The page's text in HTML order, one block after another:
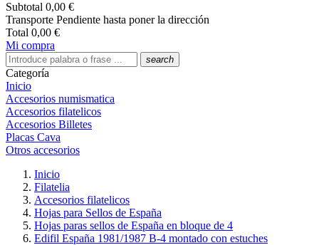
Subtotal 0,00 €
Transporte Pendiente hasta poner la dirección
Total 0,00 €
Mi compra
search
Categoría
Inicio
Accesorios numismatica
Accesorios filatelicos
Accesorios Billetes
Placas Cava
Otros accesorios
Inicio
Filatelia
Accesorios filatelicos
Hojas para Sellos de España
Hojas paras sellos de España en bloque de 4
Edifil España 1981/1987 B-4 montado con estuches